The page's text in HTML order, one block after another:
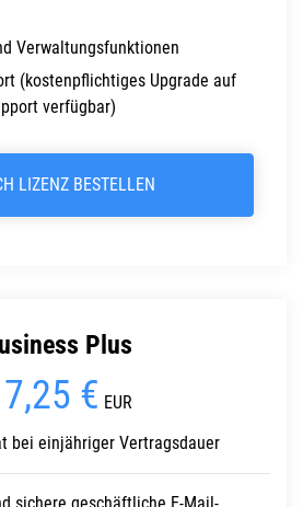
Verwaltungsfunktionen
(kostenpflichtiges Upgrade auf
verfügbar)
LIZENZ BESTELLEN
Plus
€ EUR
bei einjähriger Vertragsdauer